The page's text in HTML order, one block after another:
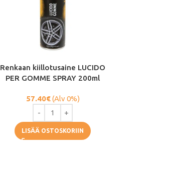
Renkaan kiillotusaine LUCIDO
PER GOMME SPRAY 200ml
57.40€(Alv 0%)
LISÄÄ OSTOSKORIIN